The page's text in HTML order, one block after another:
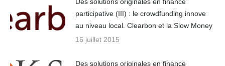
participative (III) : le crowdfunding innove
au niveau local. Clearbon et la Slow Money
16 juillet 2015
Des solutions originales en finance